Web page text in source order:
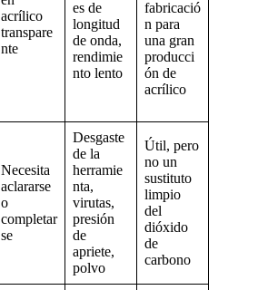
acrílico
transpare
nte
es de
longitud
de onda,
rendimie
nto lento
fabricació
n para
una gran
producci
ón de
acrílico
Necesita
aclararse
o
completar
se
Desgaste
de la
herramie
nta,
virutas,
presión
de
apriete,
polvo
Útil, pero
no un
sustituto
limpio
del
dióxido
de
carbono